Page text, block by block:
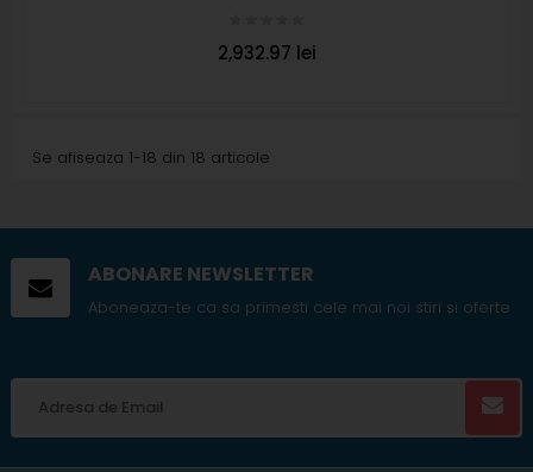
2,932.97 lei
Se afiseaza 1-18 din 18 articole
ABONARE NEWSLETTER
Aboneaza-te ca sa primesti cele mai noi stiri si oferte